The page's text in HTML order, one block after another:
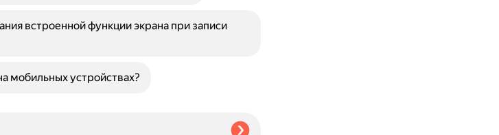
встроенной функции экрана при записи
мобильных устройствах?